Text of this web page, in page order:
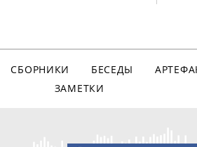
СБОРНИКИ БЕСЕДЫ
ЗАМЕТКИ